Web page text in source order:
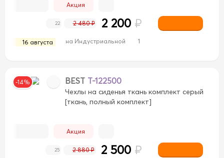
Черный/БелыйЧерный/
Акция
16 августа на Индустриальной 1
22 2 480 ₽ 2 200 ₽
-14% BEST T-122500
Чехлы на сиденья ткань комплект серый
[ткань, полный комплект]
Акция
25 2 880 ₽ 2 500 ₽